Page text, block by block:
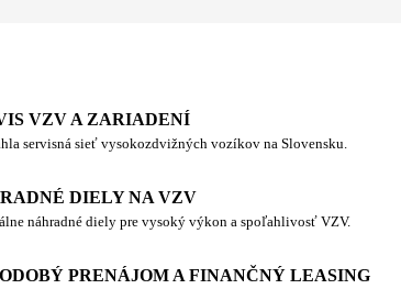
VZV A ZARIADENÍ
servisná sieť vysokozdvižných vozíkov na Slovensku.
DIELY NA VZV
náhradné diely pre vysoký výkon a spoľahlivosť VZV.
PRENÁJOM A FINANČNÝ LEASING